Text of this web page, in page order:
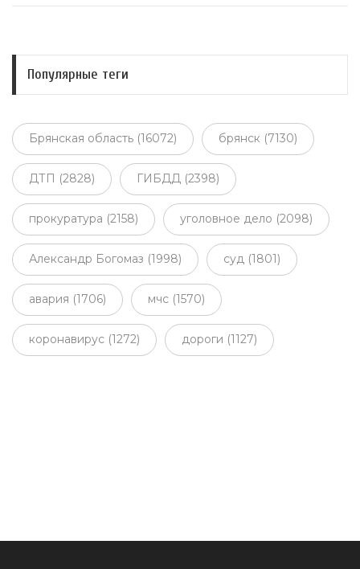
Популярные теги
Брянская область (16072) брянск (7130)
ДТП (2828) ГИБДД (2398)
прокуратура (2158) уголовное дело (2098)
Александр Богомаз (1998) суд (1801)
авария (1706) мчс (1570)
коронавирус (1272) дороги (1127)